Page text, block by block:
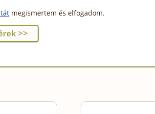
megismertem és elfogadom.